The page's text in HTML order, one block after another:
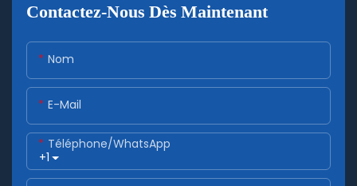
Contactez-Nous Dès Maintenant
Nom
E-Mail
+1
Téléphone/WhatsApp